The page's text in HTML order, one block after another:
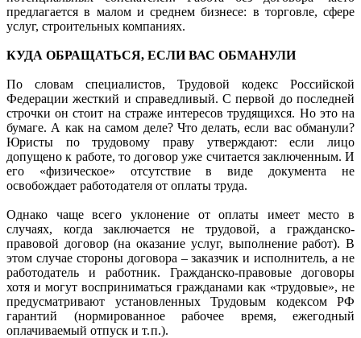
предлагается в малом и среднем бизнесе: в торговле, сфере
услуг, строительных компаниях.
КУДА ОБРАЩАТЬСЯ, ЕСЛИ ВАС ОБМАНУЛИ
По словам специалистов, Трудовой кодекс Российской
Федерации жесткий и справедливый. С первой до последней
строчки он стоит на страже интересов трудящихся. Но это на
бумаге. А как на самом деле? Что делать, если вас обманули?
Юристы по трудовому праву утверждают: если лицо
допущено к работе, то договор уже считается заключенным. И
его «физическое» отсутствие в виде документа не
освобождает работодателя от оплаты труда.
Однако чаще всего уклонение от оплаты имеет место в
случаях, когда заключается не трудовой, а гражданско-
правовой договор (на оказание услуг, выполнение работ). В
этом случае стороны договора – заказчик и исполнитель, а не
работодатель и работник. Гражданско-правовые договоры
хотя и могут восприниматься гражданами как «трудовые», не
предусматривают установленных Трудовым кодексом РФ
гарантий (нормированное рабочее время, ежегодный
оплачиваемый отпуск и т. п.).